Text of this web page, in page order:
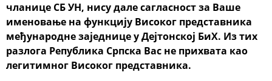
чланице СБ УН, нису дале сагласност за Ваше
именовање на функцију Високог представника
међународне заједнице у Дејтонској БиХ. Из тих
разлога Република Српска Вас не прихвата као
легитимног Високог представника.